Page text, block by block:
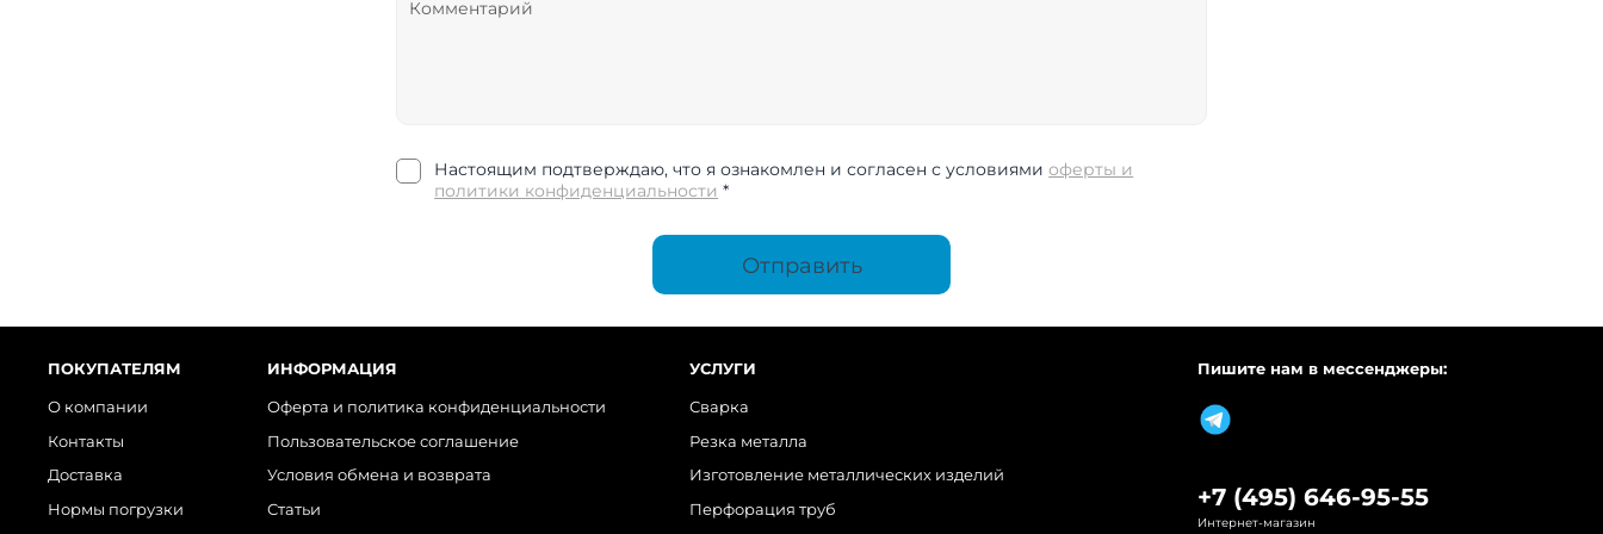
Настоящим подтверждаю, что я ознакомлен и согласен с условиямиоферты и
политики конфиденциальности *
Отправить
ПОКУПАТЕЛЯМ
О компании
Контакты
Доставка
Нормы погрузки
ИНФОРМАЦИЯ
Оферта и политика конфиденциальности
Пользовательское соглашение
Условия обмена и возврата
Статьи
УСЛУГИ
Сварка
Резка металла
Изготовление металлических изделий
Перфорация труб
Пишите нам в мессенджеры:
+7 (495) 646-95-55
Интернет-магазин